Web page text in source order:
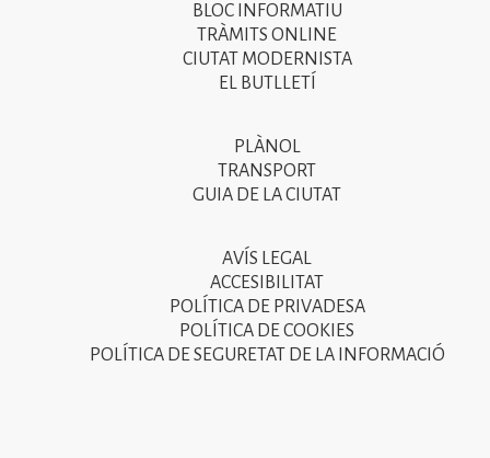
BLOC INFORMATIU
TRÀMITS ONLINE
CIUTAT MODERNISTA
EL BUTLLETÍ
PLÀNOL
TRANSPORT
GUIA DE LA CIUTAT
AVÍS LEGAL
ACCESIBILITAT
POLÍTICA DE PRIVADESA
POLÍTICA DE COOKIES
POLÍTICA DE SEGURETAT DE LA INFORMACIÓ